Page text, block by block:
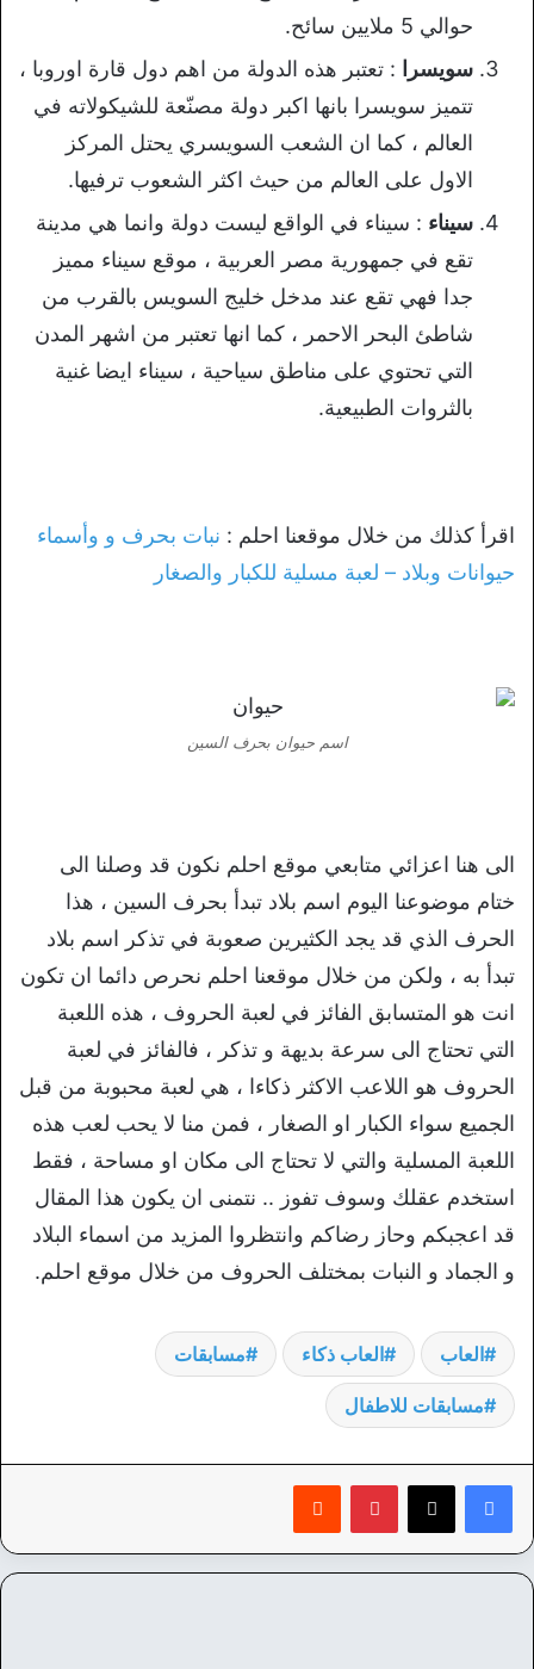
حوالي 5 ملايين سائح.
سويسرا
: تعتبر هذه الدولة من اهم دول قارة اوروبا ،
تتميز سويسرا بانها اكبر دولة مصنّعة للشيكولاته في
العالم ، كما ان الشعب السويسري يحتل المركز
الاول على العالم من حيث اكثر الشعوب ترفيها.
سيناء : سيناء في الواقع ليست دولة وانما هي مدينة
تقع في جمهورية مصر العربية ، موقع سيناء مميز
جدا فهي تقع عند مدخل خليج السويس بالقرب من
شاطئ البحر الاحمر ، كما انها تعتبر من اشهر المدن
التي تحتوي على مناطق سياحية ، سيناء ايضا غنية
بالثروات الطبيعية.
اقرأ كذلك من خلال موقعنا احلم : نبات بحرف و وأسماء
حيوانات وبلاد – لعبة مسلية للكبار والصغار
اسم حيوان بحرف السين
الى هنا اعزائي متابعي موقع احلم نكون قد وصلنا الى
ختام موضوعنا اليوم اسم بلاد تبدأ بحرف السين ، هذا
الحرف الذي قد يجد الكثيرين صعوبة في تذكر اسم بلاد
تبدأ به ، ولكن من خلال موقعنا احلم نحرص دائما ان تكون
انت هو المتسابق الفائز في لعبة الحروف ، هذه اللعبة
التي تحتاج الى سرعة بديهة و تذكر ، فالفائز في لعبة
الحروف هو اللاعب الاكثر ذكاءا ، هي لعبة محبوبة من قبل
الجميع سواء الكبار او الصغار ، فمن منا لا يحب لعب هذه
اللعبة المسلية والتي لا تحتاج الى مكان او مساحة ، فقط
استخدم عقلك وسوف تفوز .. نتمنى ان يكون هذا المقال
قد اعجبكم وحاز رضاكم وانتظروا المزيد من اسماء البلاد
و الجماد و النبات بمختلف الحروف من خلال موقع احلم.
العاب العاب ذكاء مسابقات
مسابقات للاطفال
بينتيريست